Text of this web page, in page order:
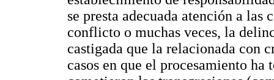
se presta adecuada atención a las
conflicto o muchas veces, la
castigada que la relacionada con
casos en que el procesamiento